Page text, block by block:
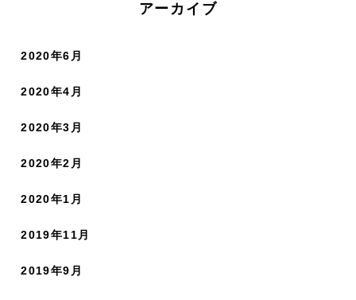
アーカイブ
2020年6月
2020年4月
2020年3月
2020年2月
2020年1月
2019年11月
2019年9月